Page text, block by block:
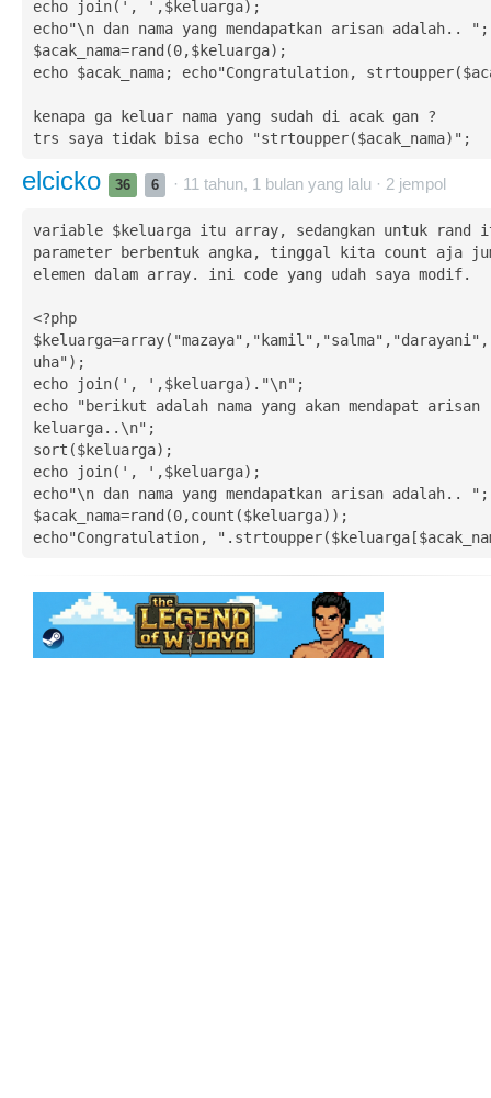
echo join(', ',$keluarga);
echo"\n dan nama yang mendapatkan arisan adalah.. ";
$acak_nama=rand(0,$keluarga);
echo $acak_nama; echo"Congratulation,
kenapa ga keluar nama yang sudah di acak gan ?
trs saya tidak bisa echo "strtoupper($acak_nama)";
elcicko 36 6 · 11 tahun, 1 bulan yang lalu · 2 jempol
variable $keluarga itu array, sedangkan untuk rand
parameter berbentuk angka, tinggal kita count aja
elemen dalam array. ini code yang udah saya modif.
<?php
uha");
echo join(', ',$keluarga)."\n";
echo "berikut adalah nama yang akan mendapat arisan
keluarga..\n";
sort($keluarga);
echo join(', ',$keluarga);
echo"\n dan nama yang mendapatkan arisan adalah.. ";
$acak_nama=rand(0,count($keluarga));